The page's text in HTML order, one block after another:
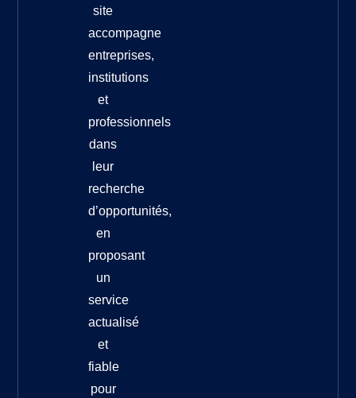
site
accompagne
entreprises,
institutions
et
professionnels
dans
leur
recherche
d’opportunités,
en
proposant
un
service
actualisé
et
fiable
pour